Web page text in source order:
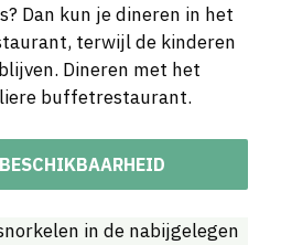
Dan kun je dineren in het
terwijl de kinderen
Dineren met het
buffetrestaurant.
in de nabijgelegen